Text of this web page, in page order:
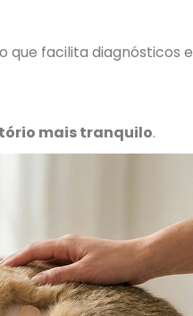
que facilita diagnósticos e
mais tranquilo.